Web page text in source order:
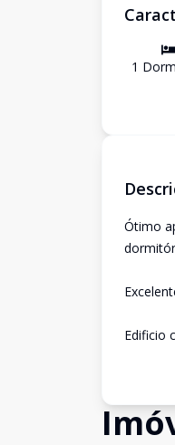
1
Ótimo
Edificio